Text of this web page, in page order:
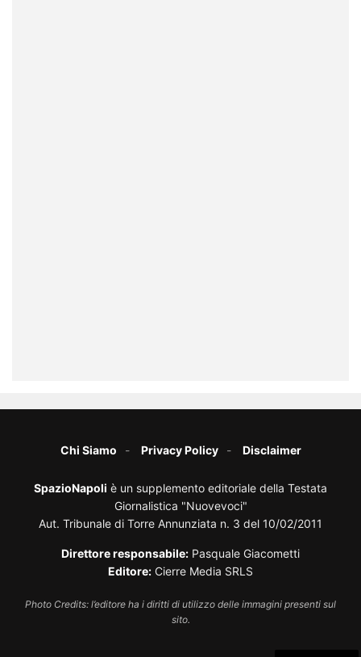
Chi Siamo Privacy Policy Disclaimer
SpazioNapoli è un supplemento editoriale della Testata
Giornalistica "Nuovevoci"
Aut. Tribunale di Torre Annunziata n. 3 del 10/02/2011
Direttore responsabile: Pasquale Giacometti
Editore: Cierre Media SRLS
Photo Credits: l’editore ha i diritti di utilizzo delle immagini presenti sul
sito.